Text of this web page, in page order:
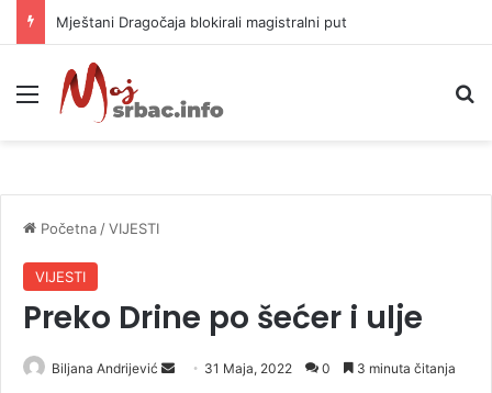
Helikopter ponovo gasi vatru u selima kod Trebinja
Meni
Početna /VIJESTI
VIJESTI
Preko Drine po šećer i ulje
Biljana Andrijević 31 Maja, 2022 0 3 minuta čitanja